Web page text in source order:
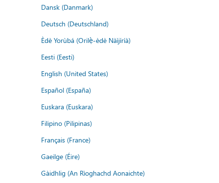
Dansk (Danmark)
Deutsch (Deutschland)
Èdè Yorùbá (Orilẹ̀-èdè Nàìjíríà)
Eesti (Eesti)
English (United States)
Español (España)
Euskara (Euskara)
Filipino (Pilipinas)
Français (France)
Gaeilge (Éire)
Gàidhlig (An Rìoghachd Aonaichte)